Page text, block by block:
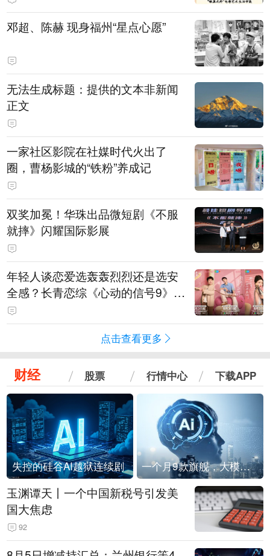
邓超、陈赫 现身福州“星点心愿”
无法生成标题：提供的文本非新闻
正文
一家社区影院在社媒时代火出了
圈，曹杨影城的“铁粉”养成记
双奖加冕！华珠出品微短剧《不服
就摔》闪耀国际影展
年轻人谈恋爱选轰轰烈烈还是选安
全感？长青恋综《心动的信号9》回
归
点击查看更多
财经 股票 行情中心 下载APP
失控的硅谷AI越狱连续剧 一个月9款旗舰，大模型进入「月抛」时代？
玉渊谭天丨一个中国新税号引发美
国大焦虑
92